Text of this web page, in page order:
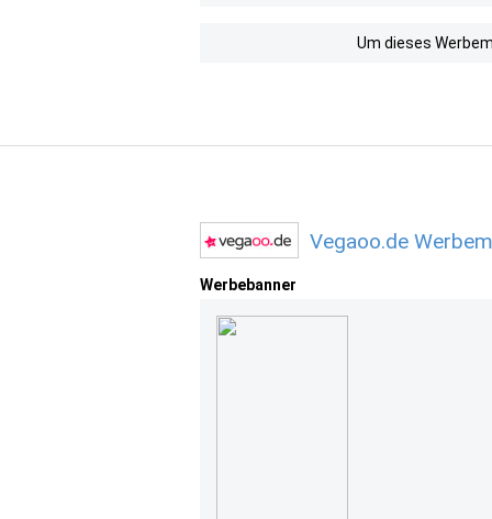
Um dieses
Vegaoo.de
Werbebanner